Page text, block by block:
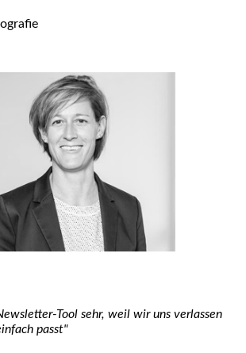
Tool sehr, weil wir uns verlassen
passt"